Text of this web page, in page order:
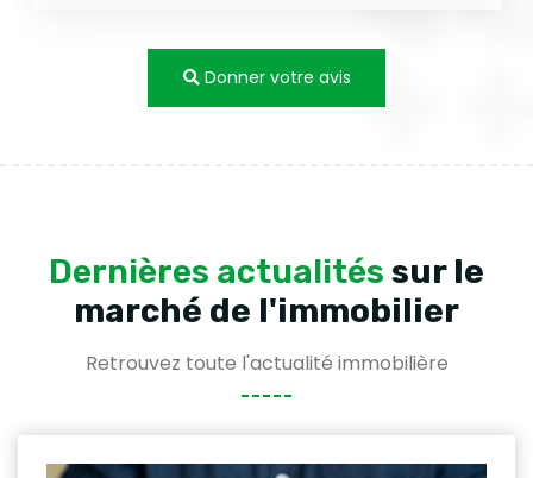
Donner votre avis
Dernières actualités sur le
marché de l'immobilier
Retrouvez toute l'actualité immobilière